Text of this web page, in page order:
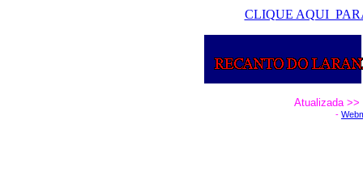
CLIQUE AQUI
Atualizada >>
-